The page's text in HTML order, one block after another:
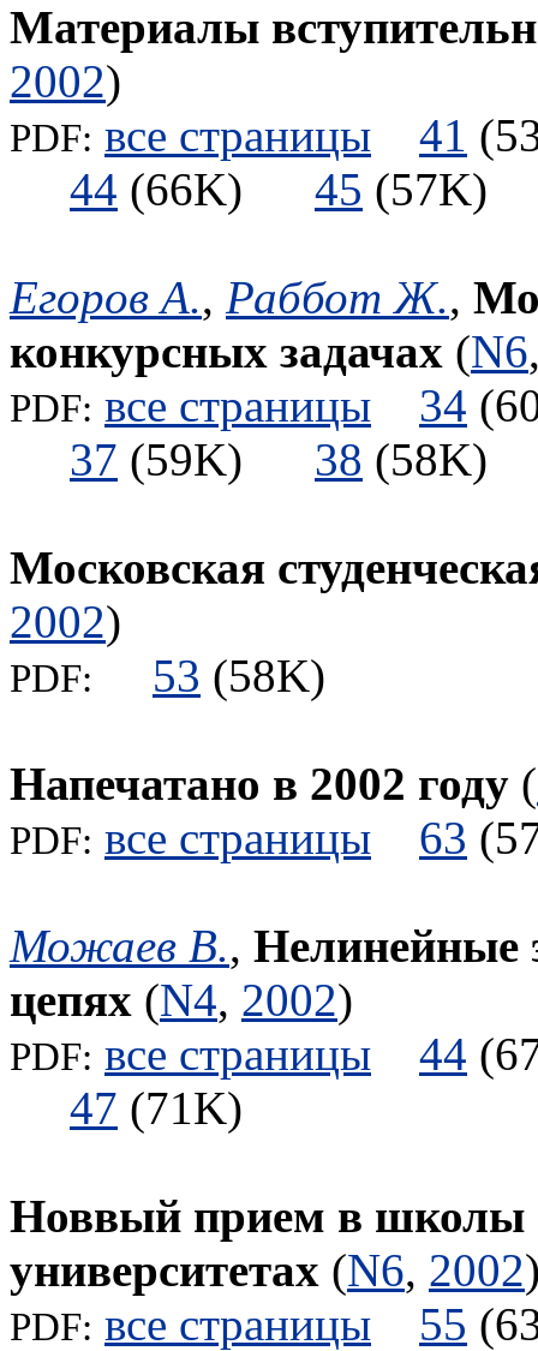
Материалы
2002)
PDF: все страницы 41
44 (66K) 45
Егоров А., Раббот Ж.,
конкурсных задачах (N6
PDF: все страницы 34
37 (59K) 38
Московская
2002)
PDF: 53 (58K)
Напечатано в 2002 году (
PDF: все страницы 63
Можаев В., Нелинейные
цепях (N4, 2002)
PDF: все страницы 44
47 (71K)
Новвый прием в школы
университетах (N6, 2002
PDF: все страницы 55